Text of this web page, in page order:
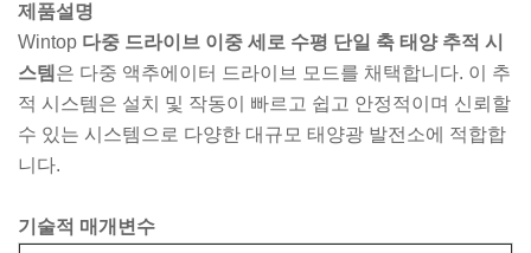
제품설명
Wintop 다중 드라이브 이중 세로 수평 단일 축 태양 추적 시
스템 은 다중 액추에이터 드라이브 모드를 채택합니다. 이 추
적 시스템은 설치 및 작동이 빠르고 쉽고 안정적이며 신뢰할
수 있는 시스템으로 다양한 대규모 태양광 발전소에 적합합
니다.
기술적 매개변수